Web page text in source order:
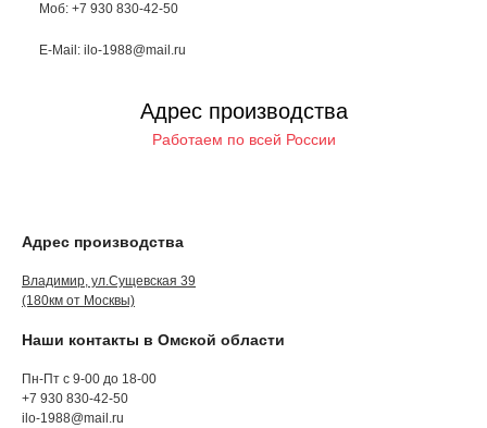
Моб: +7 930 830-42-50
E-Mail: ilo-1988@mail.ru
Адрес производства
Работаем по всей России
Адрес производства
Владимир, ул.Сущевская 39
(180км от Москвы)
Наши контакты в Омской области
Пн-Пт с 9-00 до 18-00
+7 930 830-42-50
ilo-1988@mail.ru